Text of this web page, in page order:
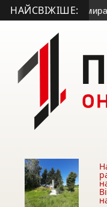
НАЙСВІЖІШЕ:
Володимира